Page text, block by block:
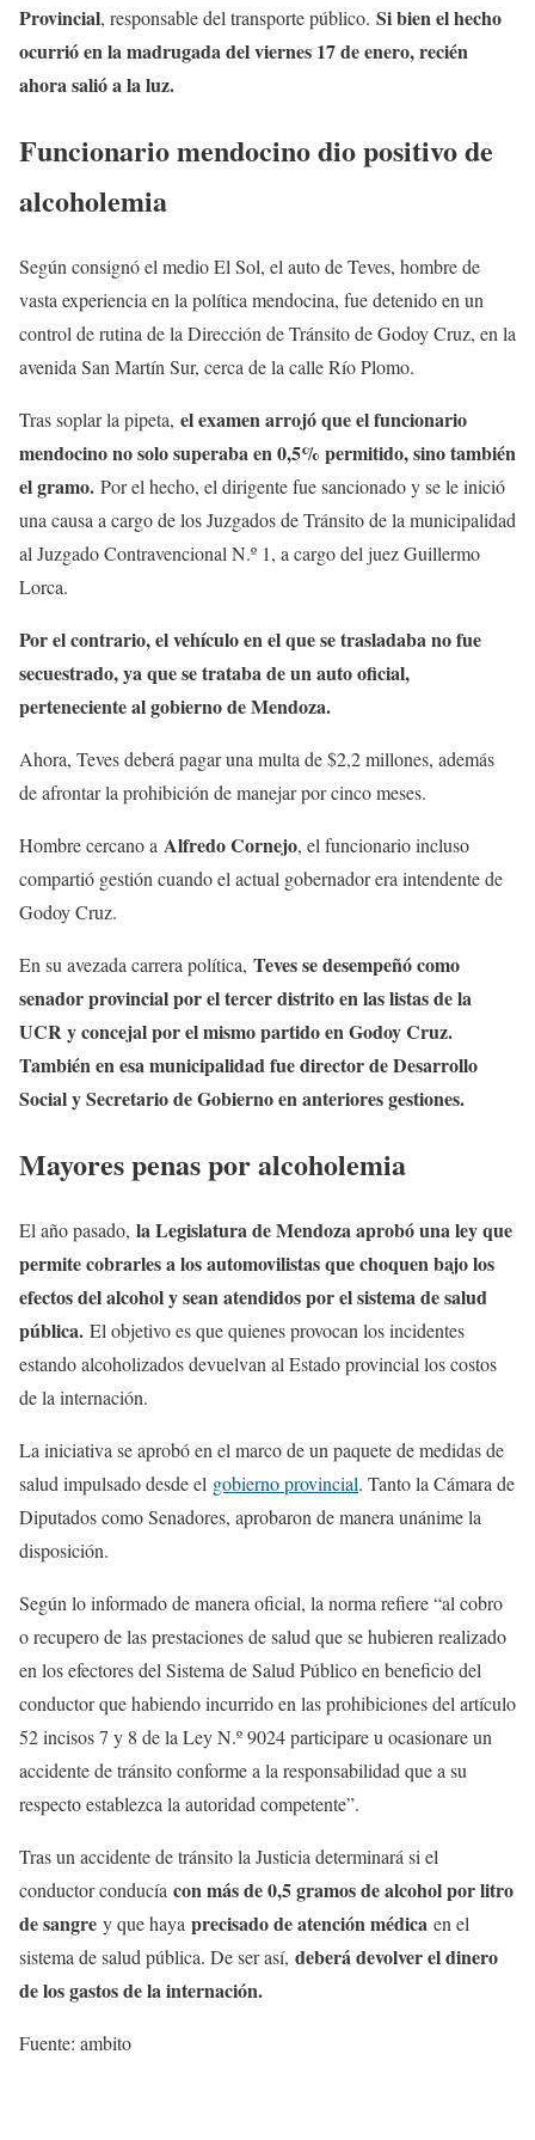
Provincial, responsable del transporte público. Si bien el hecho
ocurrió en la madrugada del viernes 17 de enero, recién
ahora salió a la luz.
Funcionario mendocino dio positivo de
alcoholemia
Según consignó el medio El Sol, el auto de Teves, hombre de
vasta experiencia en la política mendocina, fue detenido en un
control de rutina de la Dirección de Tránsito de Godoy Cruz, en la
avenida San Martín Sur, cerca de la calle Río Plomo.
Tras soplar la pipeta, el examen arrojó que el funcionario
mendocino no solo superaba en 0,5% permitido, sino también
el gramo. Por el hecho, el dirigente fue sancionado y se le inició
una causa a cargo de los Juzgados de Tránsito de la municipalidad
al Juzgado Contravencional N.º 1, a cargo del juez Guillermo
Lorca.
Por el contrario, el vehículo en el que se trasladaba no fue
secuestrado, ya que se trataba de un auto oficial,
perteneciente al gobierno de Mendoza.
Ahora, Teves deberá pagar una multa de $2,2 millones, además
de afrontar la prohibición de manejar por cinco meses.
Hombre cercano a Alfredo Cornejo, el funcionario incluso
compartió gestión cuando el actual gobernador era intendente de
Godoy Cruz.
En su avezada carrera política, Teves se desempeñó como
senador provincial por el tercer distrito en las listas de la
UCR y concejal por el mismo partido en Godoy Cruz.
También en esa municipalidad fue director de Desarrollo
Social y Secretario de Gobierno en anteriores gestiones.
Mayores penas por alcoholemia
El año pasado, la Legislatura de Mendoza aprobó una ley que
permite cobrarles a los automovilistas que choquen bajo los
efectos del alcohol y sean atendidos por el sistema de salud
pública. El objetivo es que quienes provocan los incidentes
estando alcoholizados devuelvan al Estado provincial los costos
de la internación.
La iniciativa se aprobó en el marco de un paquete de medidas de
salud impulsado desde el gobierno provincial. Tanto la Cámara de
Diputados como Senadores, aprobaron de manera unánime la
disposición.
Según lo informado de manera oficial, la norma refiere “al cobro
o recupero de las prestaciones de salud que se hubieren realizado
en los efectores del Sistema de Salud Público en beneficio del
conductor que habiendo incurrido en las prohibiciones del artículo
52 incisos 7 y 8 de la Ley N.º 9024 participare u ocasionare un
accidente de tránsito conforme a la responsabilidad que a su
respecto establezca la autoridad competente”.
Tras un accidente de tránsito la Justicia determinará si el
conductor conducía con más de 0,5 gramos de alcohol por litro
de sangre y que haya precisado de atención médica en el
sistema de salud pública. De ser así, deberá devolver el dinero
de los gastos de la internación.
Fuente: ambito